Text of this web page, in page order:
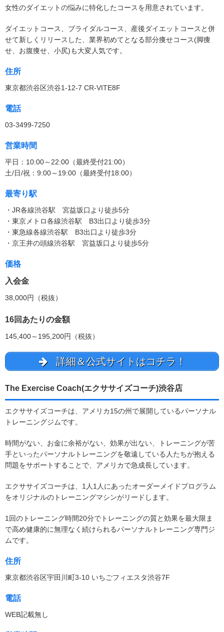
女性のダイエットの悩みに特化したコースを用意されています。
ダイエットコース、ブライダルコース、産後ダイエットコースと併
せて新しくリリースした、業界初めてとなる部分痩せコース(脚痩
せ、お腹痩せ、小尻)も大変人気です。
住所
東京都渋谷区渋谷1-12-7 CR-VITE8F
電話
03-3499-7250
営業時間
平日：10:00～22:00（最終受付21:00）
土/日/祝：9:00～19:00（最終受付18:00）
最寄り駅
・JR各線渋谷駅 宮益坂口より徒歩5分
・東京メトロ各線渋谷駅 B3出口より徒歩3分
・東急線各線渋谷駅 B3出口より徒歩3分
・京王井の頭線渋谷駅 宮益坂口より徒歩5分
価格
入会金
38,000円（税抜）
16回あたりの金額
145,400～195,200円（税抜）
詳細＆公式サイトはコチラ！
The Exercise Coach(エクササイズコーチ)渋谷店
エクササイズコーチは、アメリカ15の州で展開しているパーソナル
トレーニングジムです。
時間がない、お金に余裕がない、効果が出ない、トレーニングが苦
手といったパーソナルトレーニングを敬遠している人たちが抱える
問題をサポートすることで、アメリカで急成長しています。
エクササイズコーチは、1人1人にあったオーダーメイドプログラム
をオリジナルのトレーニングマシンがリードします。
1回のトレーニング時間20分でトレーニングの質と効果を最大限ま
で高め健康的に無理なく続けられるパーソナルトレーニング専門ジ
ムです。
住所
東京都渋谷区宇田川町3-10 いちごフィエスタ渋谷7F
電話
WEB記載無し